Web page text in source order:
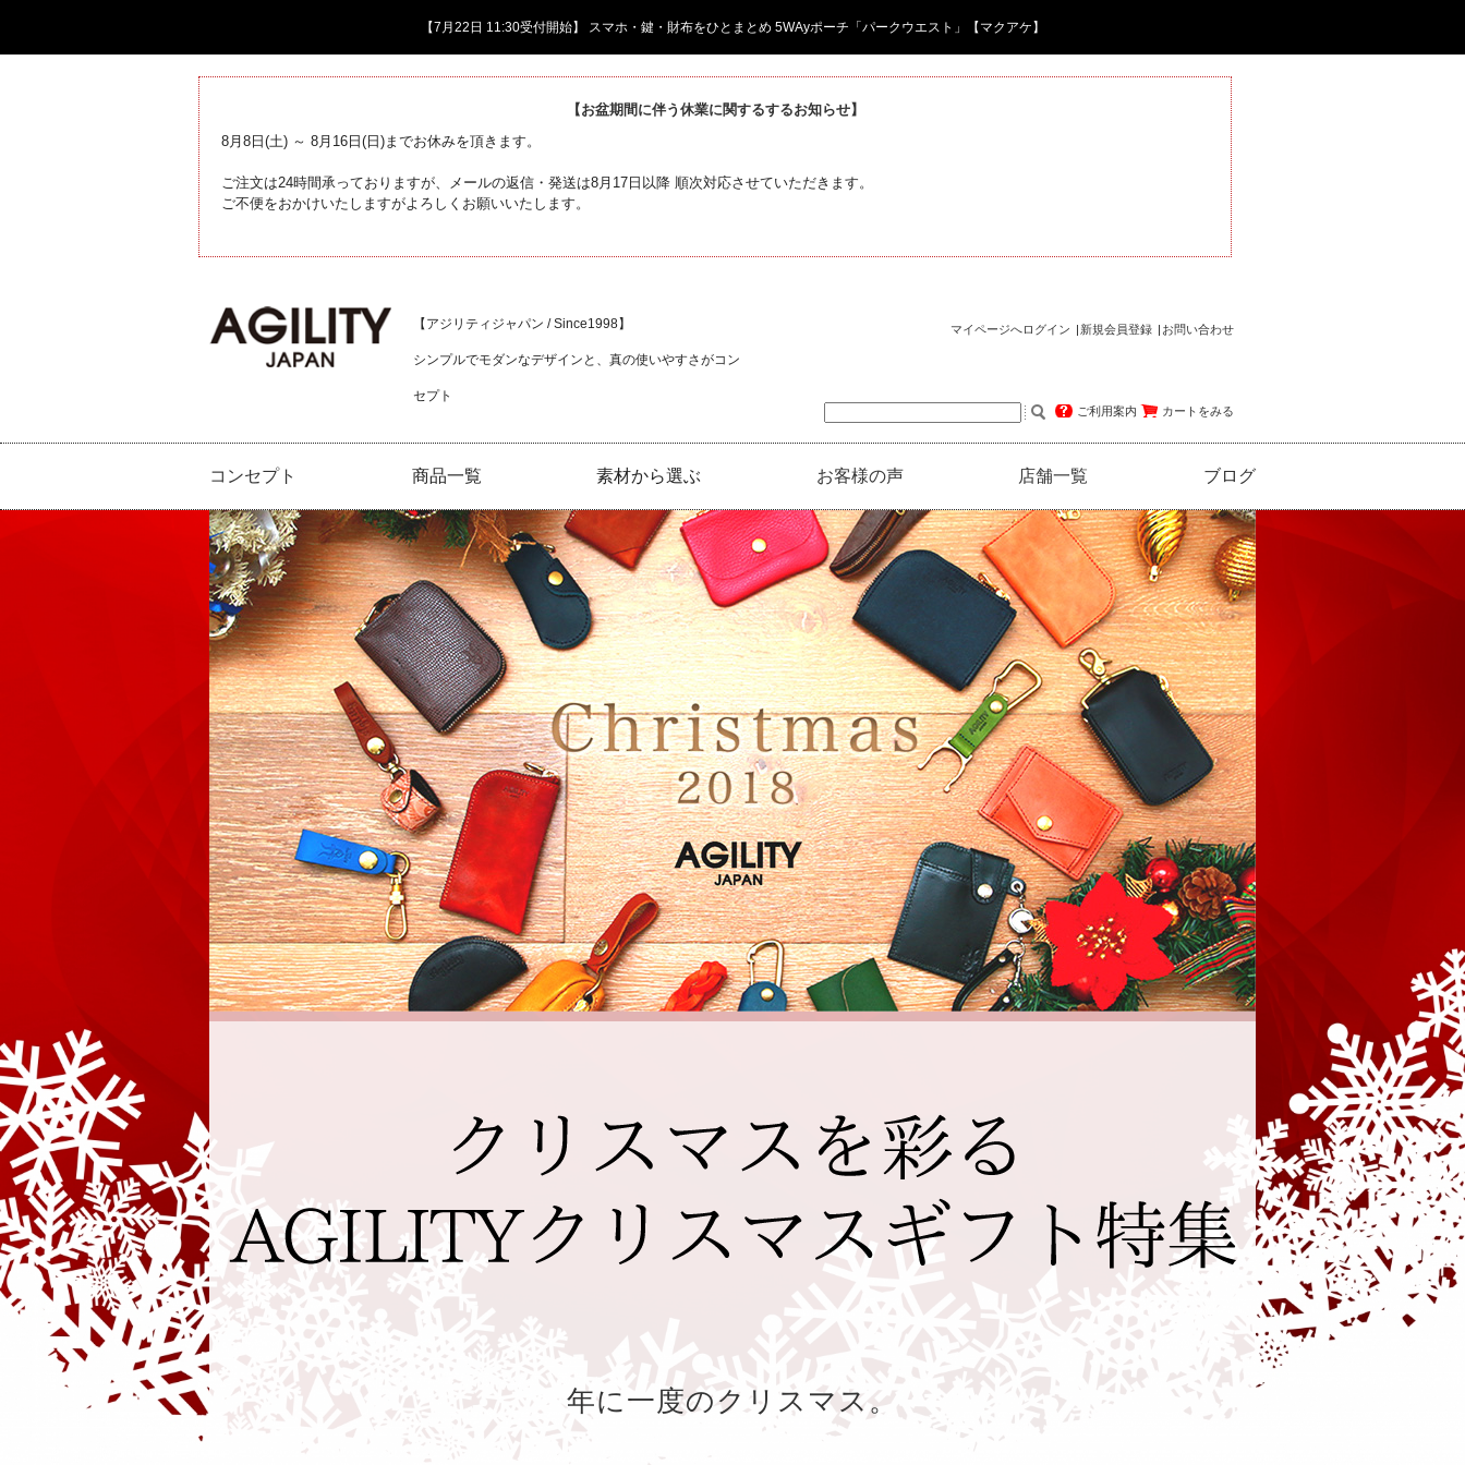
【7月22日 11:30受付開始】 スマホ・鍵・財布をひとまとめ 5WAyポーチ「パークウエスト」【マクアケ】
【お盆期間に伴う休業に関するするお知らせ】
8月8日(土) ～ 8月16日(日)までお休みを頂きます。
ご注文は24時間承っておりますが、メールの返信・発送は8月17日以降 順次対応させていただきます。
ご不便をおかけいたしますがよろしくお願いいたします。
【アジリティジャパン / Since1998】
シンプルでモダンなデザインと、真の使いやすさがコン
セプト
マイページへログイン 新規会員登録 お問い合わせ
ご利用案内 カートをみる
コンセプト 商品一覧 素材から選ぶ お客様の声 店舗一覧 ブログ
年に一度のクリスマス。